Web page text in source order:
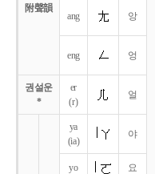
附聲韻
ang 앙
eng 엉
권설운
*
er
(r)
얼
ya
(ia)
야
yo 요